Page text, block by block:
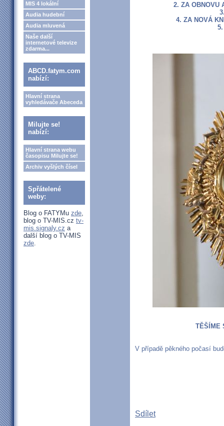
MIS 4 lokální
Audia hudební
Audia mluvená
Naše další
internetové televize
zdarma...
ABCD.fatym.com
nabízí:
Hlavní strana
vyhledávače Abeceda
Milujte se!
nabízí:
Hlavní strana webu
časopisu Milujte se!
Archiv vyšlých čísel
Spřátelené
weby:
Blog o FATYMu zde,
blog o TV-MIS.cz tv-
mis.signaly.cz a
další blog o TV-MIS
zde.
2. ZA OBNOVU
4. ZA NOVÁ
TĚŠÍME
V případě pěkného počasí
Sdílet